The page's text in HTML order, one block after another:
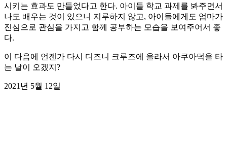
시키는 효과도 만들었다고 한다. 아이들 학교 과제를 봐주면서
나도 배우는 것이 있으니 지루하지 않고, 아이들에게도 엄마가
진심으로 관심을 가지고 함께 공부하는 모습을 보여주어서 좋
다.
이 다음에 언젠가 다시 디즈니 크루즈에 올라서 아쿠아덕을 타
는 날이 오겠지?
2021년 5월 12일